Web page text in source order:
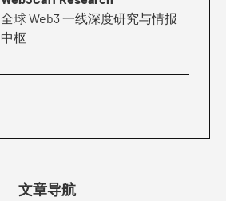
全球 Web3 一线深度研究与情报
中枢
文章导航